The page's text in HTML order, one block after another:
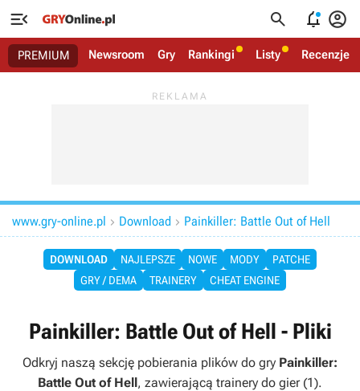
   
PREMIUM Newsroom Gry Rankingi Listy Recenzje
www.gry-online.pl  Download  Painkiller: Battle Out of Hell
DOWNLOAD NAJLEPSZE NOWE MODY
PATCHE
GRY / DEMA
TRAINERY CHEAT ENGINE
Painkiller: Battle Out of Hell - Pliki
Odkryj naszą sekcję pobierania plików do gry Painkiller:
Battle Out of Hell, zawierającą trainery do gier (1).